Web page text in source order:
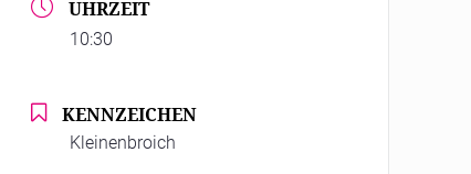
UHRZEIT
10:30
KENNZEICHEN
Kleinenbroich